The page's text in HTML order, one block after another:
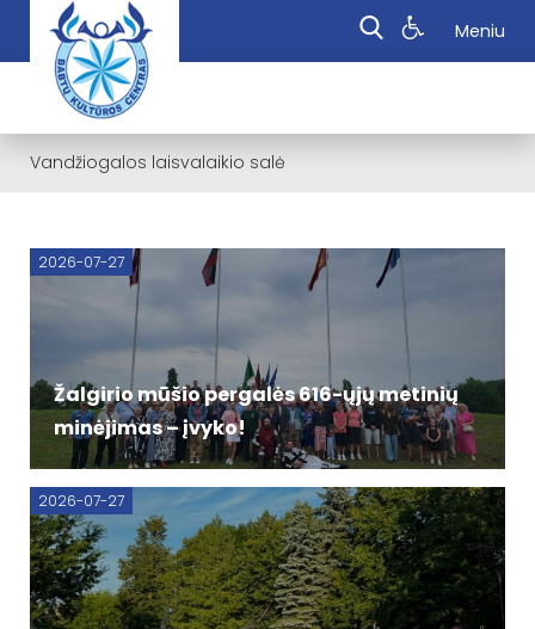
Meniu
Vandžiogalos laisvalaikio salė
Žalgirio mūšio pergalės 616-ųjų metinių
minėjimas – įvyko!
2026-07-27
2026-07-27